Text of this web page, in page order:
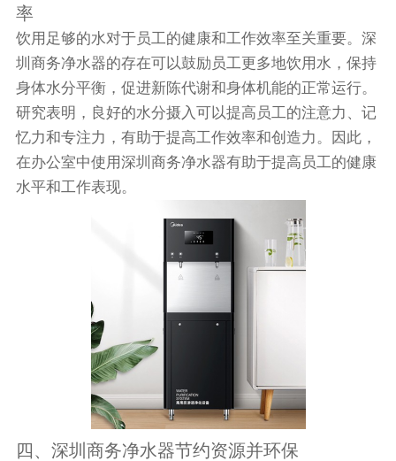
率
饮用足够的水对于员工的健康和工作效率至关重要。深
圳商务净水器的存在可以鼓励员工更多地饮用水，保持
身体水分平衡，促进新陈代谢和身体机能的正常运行。
研究表明，良好的水分摄入可以提高员工的注意力、记
忆力和专注力，有助于提高工作效率和创造力。因此，
在办公室中使用深圳商务净水器有助于提高员工的健康
水平和工作表现。
四、深圳商务净水器节约资源并环保